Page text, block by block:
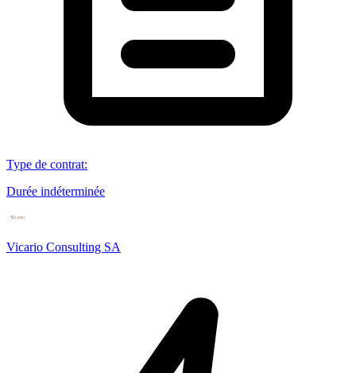
Type de contrat:
Durée indéterminée
Vicario Consulting SA